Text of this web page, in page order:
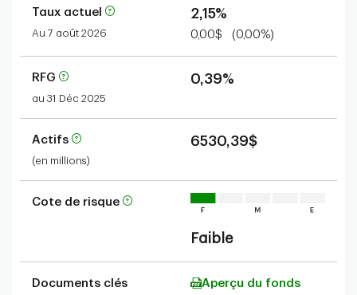
Taux actuel
Au 7 août 2026
2,15%
0,00$ (0,00%)
RFG
au 31 Déc 2025
0,39%
Actifs
(en millions)
6530,39$
Cote de risque
Faible
Documents clés Aperçu du fonds